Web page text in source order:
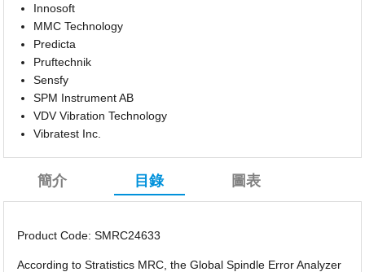
Innosoft
MMC Technology
Predicta
Pruftechnik
Sensfy
SPM Instrument AB
VDV Vibration Technology
Vibratest Inc.
簡介 目錄 圖表
Product Code: SMRC24633
According to Stratistics MRC, the Global Spindle Error Analyzer